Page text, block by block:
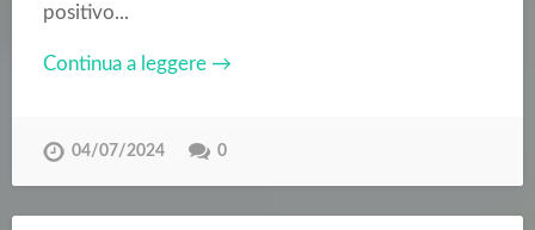
positivo...
Continua a leggere →
04/07/2024 0